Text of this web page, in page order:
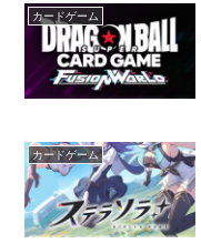
カードゲーム
カードゲーム